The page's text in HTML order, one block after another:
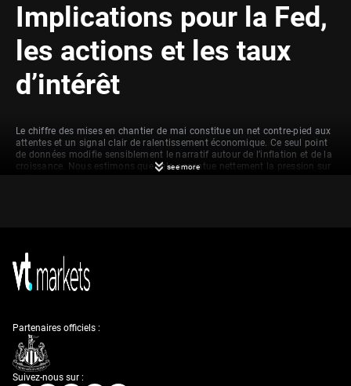
Implications pour la Fed,
les actions et les taux
d’intérêt
Le chiffre des mises en chantier de mai constitue un net contre-pied aux
attentes et un signal clair de ralentissement économique. Ce seul point
de données modifie sensiblement le narratif autour de l’inflation et de la
croissance. Nous estimons que cela accentue nettement la pression sur
supplémentaire. Le secteur affichait déjà une baisse de 8% sur le dernier
mois, et ce rapport pourrait accélérer cette dynamique.
positionnons sur une baisse des taux en envisageant des positions
longues sur les contrats futures sur Treasuries ou l’achat d’options
d’achat (calls) sur les futures SOFR. Le marché intègre déjà une
probabilité plus élevée de baisse de taux au quatrième trimestre, passée
d’à peine 35% la semaine dernière à plus de 55% ce matin.
see more
Suivez-nous sur :
Partenaires officiels :